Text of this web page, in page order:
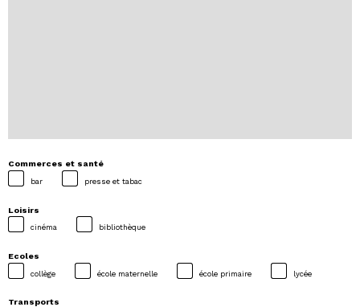
Commerces et santé
bar presse et tabac
Loisirs
cinéma bibliothèque
Ecoles
collège école maternelle école primaire lycée
Transports